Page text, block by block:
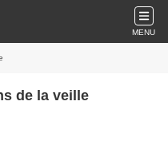
MENU
de la veille